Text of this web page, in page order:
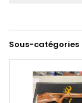
Sous-catégories